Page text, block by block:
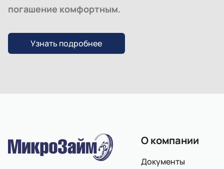
погашение комфортным.
Узнать подробнее
О компании
Документы